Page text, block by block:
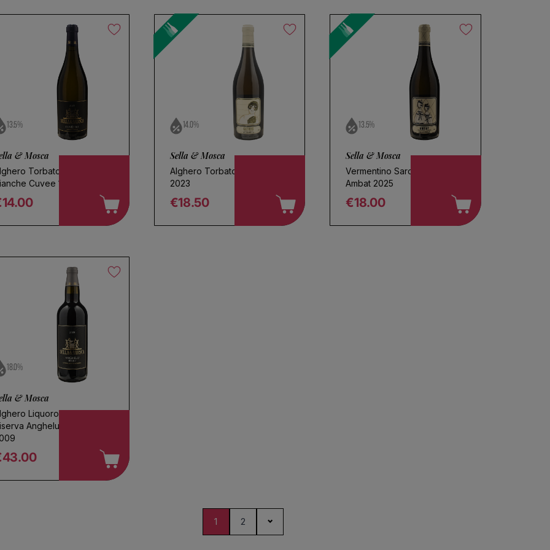
13.5%
& Mosca
Torbato Terre
Cuvee 161 2025
14.0%
Sella & Mosca
Alghero Torbato Catore
2023
€18.50
13.5%
Sella & Mosca
Vermentino Sardegna
Ambat 2025
€18.00
18.0%
& Mosca
Liquoroso
Anghelu Ruju
1 2